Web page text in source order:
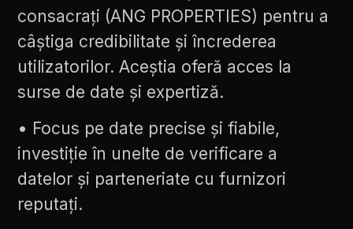
consacrați (ANG PROPERTIES) pentru a
câștiga credibilitate și încrederea
utilizatorilor. Aceștia oferă acces la
surse de date și expertiză.
• Focus pe date precise și fiabile,
investiție în unelte de verificare a
datelor și parteneriate cu furnizori
reputați.